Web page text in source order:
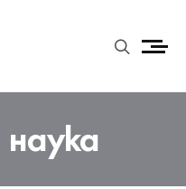
наука